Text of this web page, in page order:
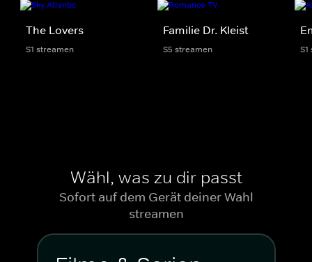
The Lovers
S1 streamen
Familie Dr. Kleist
S5 streamen
Wähl, was zu dir passt
Sofort auf dem Gerät deiner Wahl
streamen